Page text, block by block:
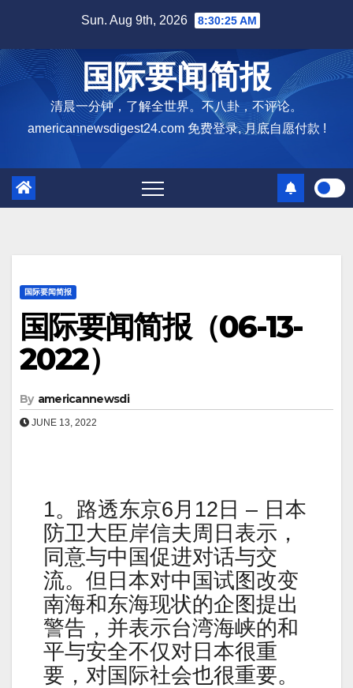
content
Sun. Aug 9th, 2026 8:30:26 AM
国际要闻简报
清晨一分钟，了解全世界。不八卦，不评论。
americannewsdigest24.com 免费登录, 月底自愿付款 !
国际要闻简报
国际要闻简报（06-13-
2022）
By americannewsdi
JUNE 13, 2022
1。路透东京6月12日 – 日本
防卫大臣岸信夫周日表示，
同意与中国促进对话与交
流。但日本对中国试图改变
南海和东海现状的企图提出
警告，并表示台湾海峡的和
平与安全不仅对日本很重
要，对国际社会也很重要。